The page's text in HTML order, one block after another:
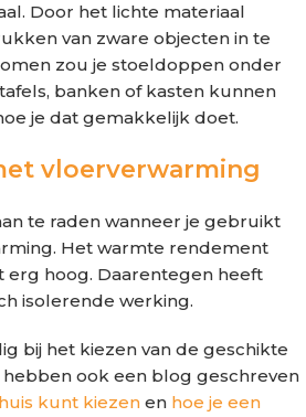
Door het lichte materiaal
van zware objecten in te
zou je stoeldoppen onder
banken of kasten kunnen
je dat gemakkelijk doet.
vloerverwarming
te raden wanneer je gebruikt
Het warmte rendement
erg hoog. Daarentegen heeft
isolerende werking.
bij het kiezen van de geschikte
hebben ook een blog geschreven
kunt kiezen en hoe je een